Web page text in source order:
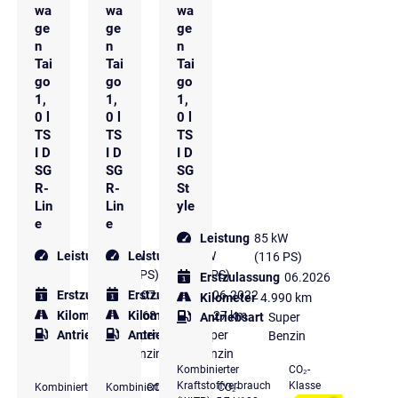
wa
ge
n
Tai
go
1,
0 l
TS
I D
SG
R-
Lin
e
Leistung 81 kW
(110 PS)
Erstzulassung 07.2023
Kilometer 23.268 km
Antriebsart
Super
Benzin
Kombinierter
CO₂-
wa
ge
n
Tai
go
1,
0 l
TS
I D
SG
R-
Lin
e
Leistung
81 kW
(110 PS)
Erstzulassung 06.2022
Kilometer 33.227 km
Antriebsart
Super
Benzin
Kombinierter
CO₂-
wa
ge
n
Tai
go
1,
0 l
TS
I D
SG
St
yle
Leistung 85 kW
(116 PS)
Erstzulassung 06.2026
Kilometer 4.990 km
Antriebsart Super
Benzin
Kombinierter
Kraftstoffverbrauch
CO₂-
Klasse